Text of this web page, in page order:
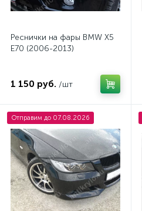
Реснички на фары BMW X5
E70 (2006-2013)
1 150 руб. /шт
Отправим до 07.08.2026